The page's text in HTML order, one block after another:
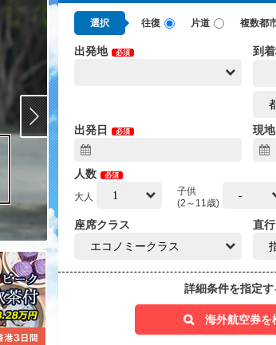
選択 往復 片道 複数都
出発地 必須 到
出発日 必須 現
人数 必須
大人
子供
(2～11歳)
座席クラス 直
詳細条件を指定